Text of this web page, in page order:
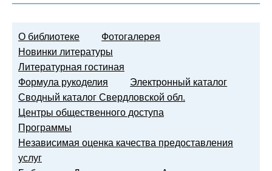
О библиотеке
Фотогалерея
Новинки литературы
Литературная гостиная
Формула рукоделия
Электронный каталог
Сводный каталог Свердловской обл.
Центры общественного доступа
Программы
Независимая оценка качества предоставления
услуг